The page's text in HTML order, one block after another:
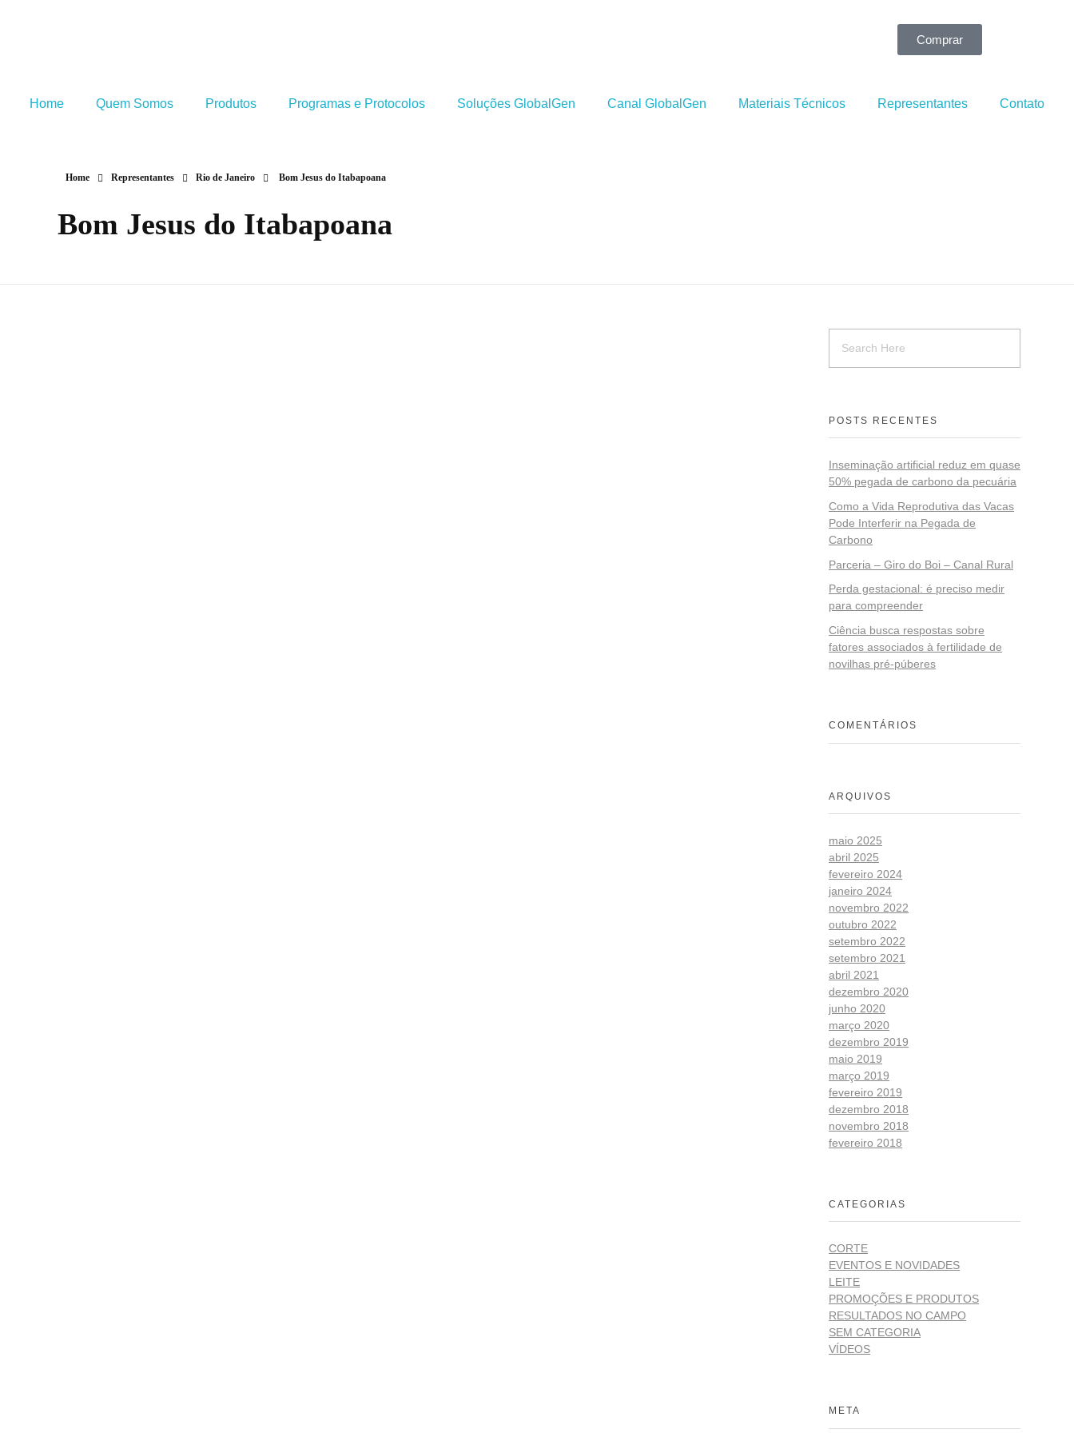
Comprar
Home Quem Somos Produtos Programas e Protocolos Soluções GlobalGen Canal GlobalGen Materiais Técnicos Representantes Contato
Home Representantes Rio de Janeiro Bom Jesus do Itabapoana
Bom Jesus do Itabapoana
POSTS RECENTES
Inseminação artificial reduz em quase
50% pegada de carbono da pecuária
Como a Vida Reprodutiva das Vacas
Pode Interferir na Pegada de
Carbono
Parceria – Giro do Boi – Canal Rural
Perda gestacional: é preciso medir
para compreender
Ciência busca respostas sobre
fatores associados à fertilidade de
novilhas pré-púberes
COMENTÁRIOS
ARQUIVOS
maio 2025
abril 2025
fevereiro 2024
janeiro 2024
novembro 2022
outubro 2022
setembro 2022
setembro 2021
abril 2021
dezembro 2020
junho 2020
março 2020
dezembro 2019
maio 2019
março 2019
fevereiro 2019
dezembro 2018
novembro 2018
fevereiro 2018
CATEGORIAS
CORTE
EVENTOS E NOVIDADES
LEITE
PROMOÇÕES E PRODUTOS
RESULTADOS NO CAMPO
SEM CATEGORIA
VÍDEOS
META